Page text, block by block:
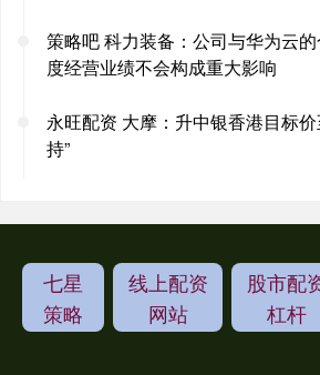
策略吧 科力装备：公司与华为云
度经营业绩不会构成重大影响
永旺配资 大摩：升中银香港目标
持”
七星
策略
线上配资
网站
股市配
杠杆